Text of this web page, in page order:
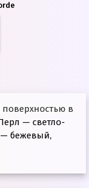
в
— светло-
бежевый,